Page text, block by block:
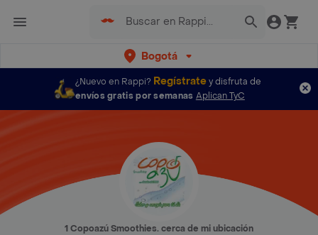
Bogotá
¿Nuevo en Rappi? Regístratey disfruta de
envíos gratis por semanas Aplican TyC
1 Copoazú Smoothies. cerca de mi ubicación